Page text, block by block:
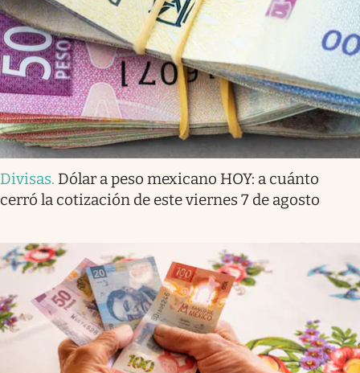
Divisas. Dólar a peso mexicano HOY: a cuánto
cerró la cotización de este viernes 7 de agosto